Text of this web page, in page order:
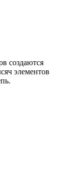
создаются
элементов